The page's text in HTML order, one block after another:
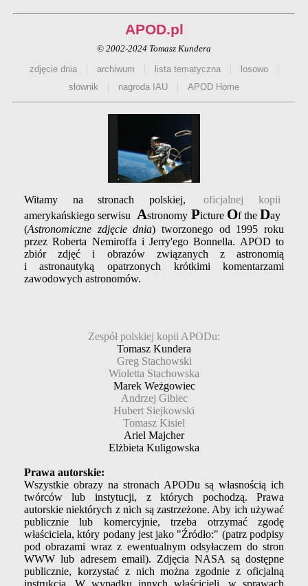
APOD.pl
© 2002-2024 Tomasz Kundera
zdjęcie dnia
archiwum lista tematyczna losowo
słownik nagroda IAU APOD Home
Witamy na stronach polskiej,
oficjalnej kopii
amerykańskiego serwisu Astronomy Picture Of theDay
(Astronomiczne zdjęcie dnia) tworzonego od 1995 roku
przez Roberta Nemiroffa i Jerry'ego Bonnella. APOD to
zbiór zdjęć i obrazów związanych z astronomią
i astronautyką opatrzonych krótkimi komentarzami
zawodowych astronomów.
Zespół polskiej kopii APODu:
Tomasz Kundera
Greg Stachowski
Wioletta Stachowska
Marek Weżgowiec
Andrzej Gibiec
Hubert Siejkowski
Tomasz Kisiel
Ariel Majcher
Elżbieta Kuligowska
Prawa autorskie:
Wszystkie obrazy na stronach APODu są własnością ich
twórców lub instytucji, z których pochodzą. Prawa
autorskie niektórych z nich są zastrzeżone. Aby ich używać
publicznie lub komercyjnie, trzeba otrzymać zgodę
właściciela, który podany jest jako "Źródło:" (patrz podpisy
pod obrazami wraz z ewentualnym odsyłaczem do stron
WWW lub adresem email). Zdjęcia NASA są dostępne
publicznie, korzystać z nich można zgodnie z oficjalną